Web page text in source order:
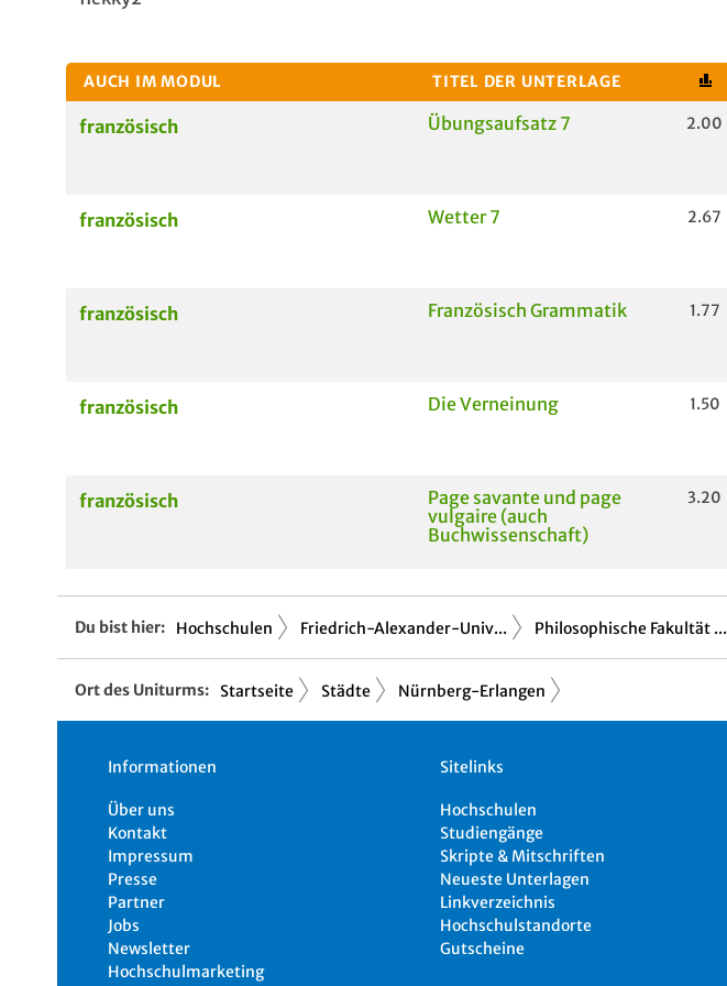
AUCH IM MODUL TITEL DER UNTERLAGE
französisch Übungsaufsatz 7 2.00
französisch Wetter 7 2.67
französisch Französisch Grammatik 1.77
französisch Die Verneinung 1.50
französisch
Page savante und page
vulgaire (auch
Buchwissenschaft)
3.20
Du bist hier: Hochschulen Friedrich-Alexander-Univ... Philosophische Fakultät ...
Ort des Uniturms: Startseite Städte Nürnberg-Erlangen
Informationen
Über uns
Kontakt
Impressum
Presse
Partner
Jobs
Newsletter
Hochschulmarketing
Sitelinks
Hochschulen
Studiengänge
Skripte & Mitschriften
Neueste Unterlagen
Linkverzeichnis
Hochschulstandorte
Gutscheine